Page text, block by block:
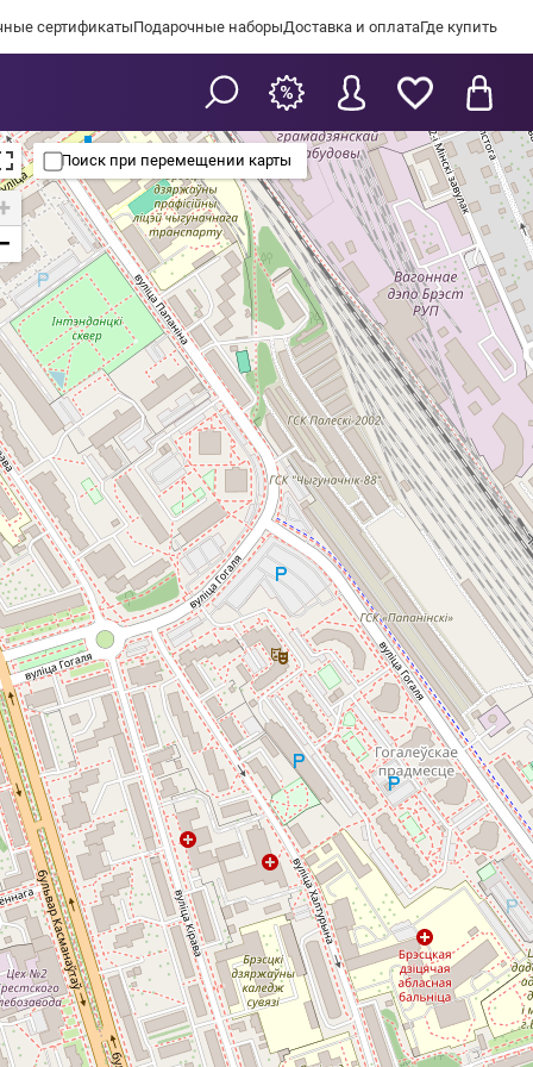
сертификатыПодарочные наборыДоставка и оплатаГде купить
Поиск при перемещении карты